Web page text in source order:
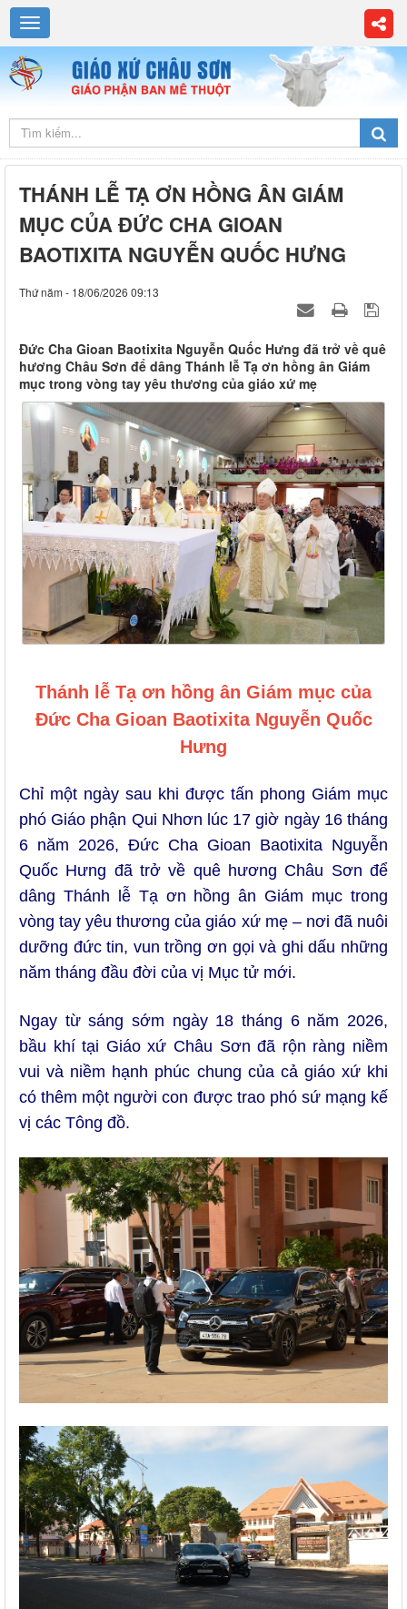
THÁNH LỄ TẠ ƠN HỒNG ÂN GIÁM
MỤC CỦA ĐỨC CHA GIOAN
BAOTIXITA NGUYỄN QUỐC HƯNG
Thứ năm - 18/06/2026 09:13
Đức Cha Gioan Baotixita Nguyễn Quốc Hưng đã trở về quê
hương Châu Sơn để dâng Thánh lễ Tạ ơn hồng ân Giám
mục trong vòng tay yêu thương của giáo xứ mẹ
Thánh lễ Tạ ơn hồng ân Giám mục của
Đức Cha Gioan Baotixita Nguyễn Quốc
Hưng
Chỉ một ngày sau khi được tấn phong Giám mục
phó Giáo phận Qui Nhơn lúc 17 giờ ngày 16 tháng
6 năm 2026, Đức Cha Gioan Baotixita Nguyễn
Quốc Hưng đã trở về quê hương Châu Sơn để
dâng Thánh lễ Tạ ơn hồng ân Giám mục trong
vòng tay yêu thương của giáo xứ mẹ – nơi đã nuôi
dưỡng đức tin, vun trồng ơn gọi và ghi dấu những
năm tháng đầu đời của vị Mục tử mới.
Ngay từ sáng sớm ngày 18 tháng 6 năm 2026,
bầu khí tại Giáo xứ Châu Sơn đã rộn ràng niềm
vui và niềm hạnh phúc chung của cả giáo xứ khi
có thêm một người con được trao phó sứ mạng kế
vị các Tông đồ.